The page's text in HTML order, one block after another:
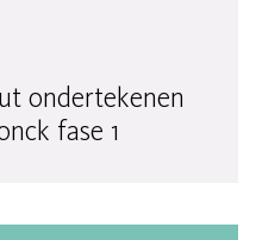
ondertekenen
fase 1